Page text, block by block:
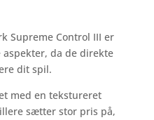
Supreme Control III er
da de direkte
dit spil.
med en tekstureret
sætter stor pris på,